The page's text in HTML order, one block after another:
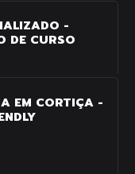
-
DE CURSO
EM CORTIÇA -